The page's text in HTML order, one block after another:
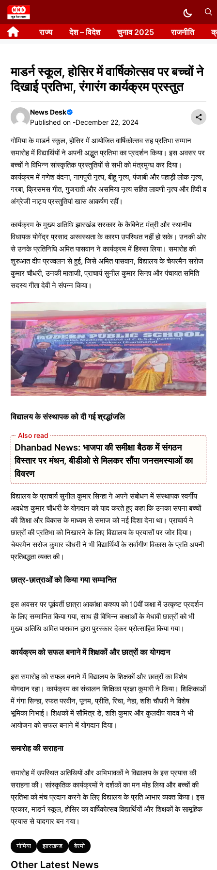
Skip
to
content राज्य देश – विदेश चुनाव 2025 राजनीति
माडर्न स्कूल, होसिर में वार्षिकोत्सव पर बच्चों ने
दिखाई प्रतिभा, रंगारंग कार्यक्रम प्रस्तुत
News Desk
Published on -December 22, 2024
गोमिया के माडर्न स्कूल, होसिर में आयोजित वार्षिकोत्सव सह प्रतिभा सम्मान
समारोह में विद्यार्थियों ने अपनी अद्भुत प्रतिभा का प्रदर्शन किया। इस अवसर पर
बच्चों ने विभिन्न सांस्कृतिक प्रस्तुतियों से सभी को मंत्रमुग्ध कर दिया।
कार्यक्रम में गणेश वंदना, नागपुरी नृत्य, बीहू नृत्य, पंजाबी और पहाड़ी लोक नृत्य,
गरबा, क्रिसमस गीत, गुजराती और असमिया नृत्य सहित लावणी नृत्य और हिंदी व
अंग्रेजी नाट्य प्रस्तुतियां खास आकर्षण रहीं।
कार्यक्रम के मुख्य अतिथि झारखंड सरकार के कैबिनेट मंत्री और स्थानीय
विधायक योगेंद्र प्रसाद अस्वस्थता के कारण उपस्थित नहीं हो सके। उनकी ओर
से उनके प्रतिनिधि अमित पासवान ने कार्यक्रम में हिस्सा लिया। समारोह की
शुरुआत दीप प्रज्वलन से हुई, जिसे अमित पासवान, विद्यालय के चेयरमैन सरोज
कुमार चौधरी, उनकी माताजी, प्राचार्य सुनील कुमार सिन्हा और पंचायत समिति
सदस्य गीता देवी ने संपन्न किया।
विद्यालय के संस्थापक को दी गई श्रद्धांजलि
Dhanbad News: भाजपा की समीक्षा बैठक में संगठन
विस्तार पर मंथन, बीडीओ से मिलकर सौंपा जनसमस्याओं का
विवरण
विद्यालय के प्राचार्य सुनील कुमार सिन्हा ने अपने संबोधन में संस्थापक स्वर्गीय
अवधेश कुमार चौधरी के योगदान को याद करते हुए कहा कि उनका सपना बच्चों
की शिक्षा और विकास के माध्यम से समाज को नई दिशा देना था। प्राचार्य ने
छात्रों की प्रतिभा को निखारने के लिए विद्यालय के प्रयासों पर जोर दिया।
चेयरमैन सरोज कुमार चौधरी ने भी विद्यार्थियों के सर्वांगीण विकास के प्रति अपनी
प्रतिबद्धता व्यक्त की।
छात्र-छात्राओं को किया गया सम्मानित
इस अवसर पर पूर्ववर्ती छात्रा आकांक्षा कश्यप को 10वीं कक्षा में उत्कृष्ट प्रदर्शन
के लिए सम्मानित किया गया, साथ ही विभिन्न कक्षाओं के मेधावी छात्रों को भी
मुख्य अतिथि अमित पासवान द्वारा पुरस्कार देकर प्रोत्साहित किया गया।
कार्यक्रम को सफल बनाने में शिक्षकों और छात्रों का योगदान
इस समारोह को सफल बनाने में विद्यालय के शिक्षकों और छात्रों का विशेष
योगदान रहा। कार्यक्रम का संचालन शिक्षिका प्रज्ञा कुमारी ने किया। शिक्षिकाओं
में गंगा सिन्हा, रफत परवीन, पूनम, प्रीति, रिचा, नेहा, शशि चौधरी ने विशेष
भूमिका निभाई। शिक्षकों में सौमित्र डे, शशि कुमार और कुलदीप यादव ने भी
आयोजन को सफल बनाने में योगदान दिया।
समारोह की सराहना
समारोह में उपस्थित अतिथियों और अभिभावकों ने विद्यालय के इस प्रयास की
सराहना की। सांस्कृतिक कार्यक्रमों ने दर्शकों का मन मोह लिया और बच्चों की
प्रतिभा को मंच प्रदान करने के लिए विद्यालय के प्रति आभार व्यक्त किया। इस
प्रकार, माडर्न स्कूल, होसिर का वार्षिकोत्सव विद्यार्थियों और शिक्षकों के सामूहिक
प्रयास से यादगार बन गया।
Tags
गोमिया झारखण्ड बेरमो
Other Latest News